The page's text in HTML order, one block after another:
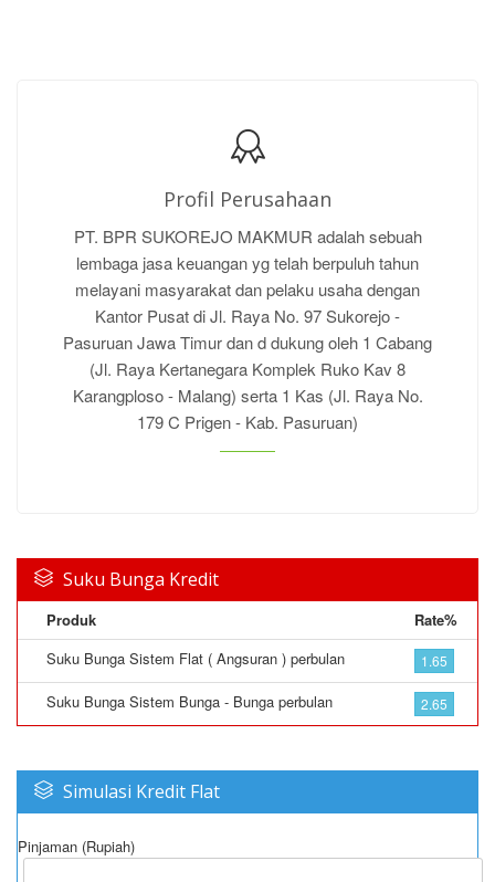
Profil Perusahaan
PT. BPR SUKOREJO MAKMUR adalah sebuah
lembaga jasa keuangan yg telah berpuluh tahun
melayani masyarakat dan pelaku usaha dengan
Kantor Pusat di Jl. Raya No. 97 Sukorejo -
Pasuruan Jawa Timur dan d dukung oleh 1 Cabang
(Jl. Raya Kertanegara Komplek Ruko Kav 8
Karangploso - Malang) serta 1 Kas (Jl. Raya No.
179 C Prigen - Kab. Pasuruan)
Suku Bunga Kredit
Produk
Rate%
Suku Bunga Sistem Flat ( Angsuran ) perbulan
1.65
Suku Bunga Sistem Bunga - Bunga perbulan 2.65
Simulasi Kredit Flat
Pinjaman (Rupiah)